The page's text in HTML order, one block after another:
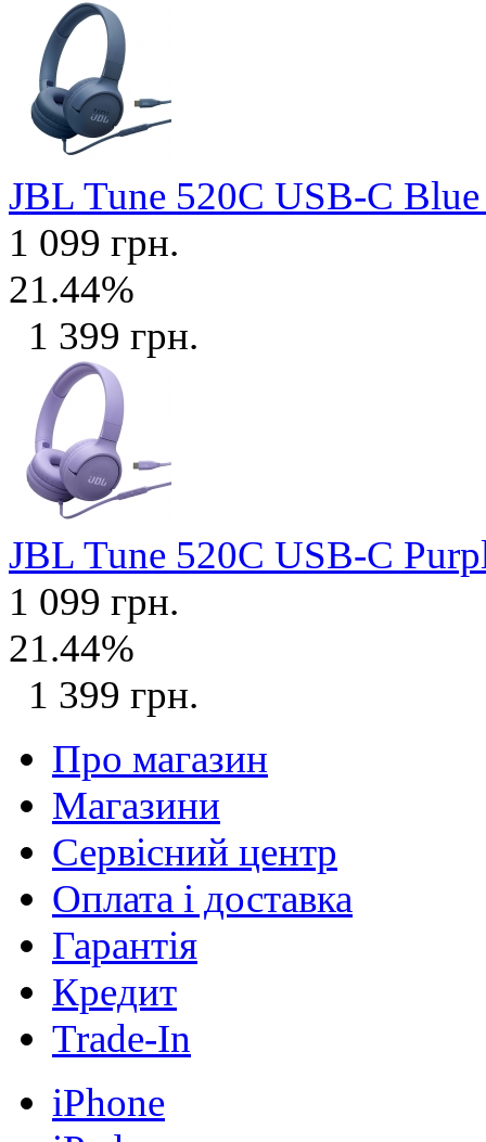
JBL Tune 520C USB-C
1 099 грн.
21.44%
1 399 грн.
JBL Tune 520C USB-C
1 099 грн.
21.44%
1 399 грн.
Про магазин
Магазини
Сервісний центр
Оплата і доставка
Гарантія
Кредит
Trade-In
iPhone